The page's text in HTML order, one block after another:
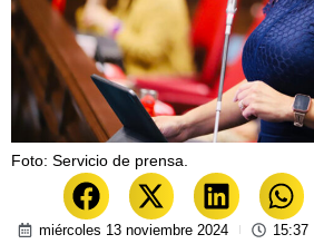
Foto: Servicio de prensa.
miércoles 13 noviembre 2024 15:37